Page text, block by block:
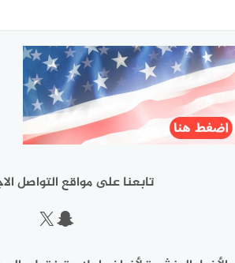
تابعنا على مواقع التواصل
سناب شات
إكس